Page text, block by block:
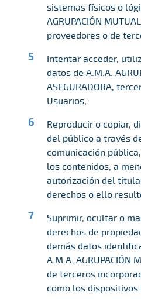
sistemas físicos o
AGRUPACIÓN
proveedores o de
Intentar acceder,
datos de A.M.A.
ASEGURADORA,
Usuarios;
Reproducir o copiar,
del público a través
comunicación
los contenidos, a
autorización del
derechos o ello
Suprimir, ocultar o
derechos de
demás datos
A.M.A. AGRUPACIÓN
de terceros
como los